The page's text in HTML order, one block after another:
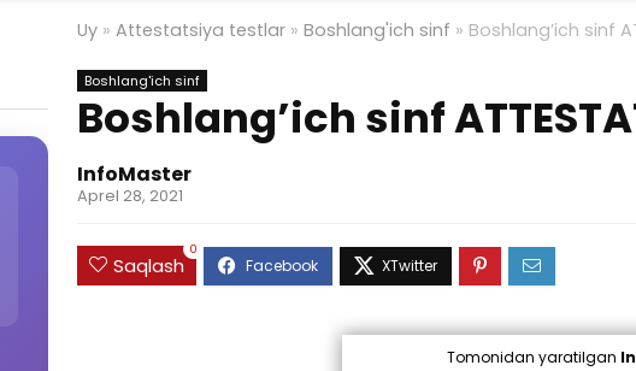
Uy » Attestatsiya testlar » Boshlang'ich sinf » Boshlang’ich sinf
Boshlang'ich sinf
Boshlang’ich sinf
InfoMaster
Aprel 28, 2021
Saqlash
0
Tomonidan yaratilgan